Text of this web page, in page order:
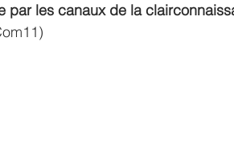
par les canaux de la